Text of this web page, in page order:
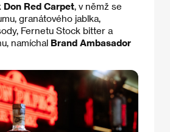
Don Red Carpet, v němž se
granátového jablka,
Fernetu Stock bitter a
namíchal Brand Ambasador